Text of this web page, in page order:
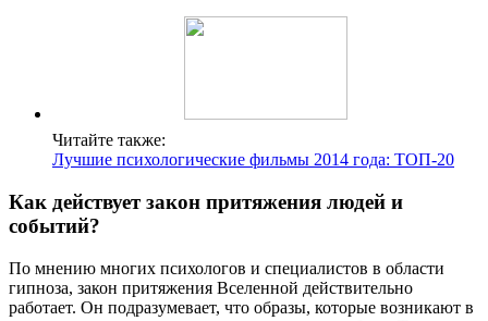
Читайте также:
Лучшие психологические фильмы 2014 года: ТОП-20
Как действует закон притяжения людей и
событий?
По мнению многих психологов и специалистов в области
гипноза, закон притяжения Вселенной действительно
работает. Он подразумевает, что образы, которые возникают в